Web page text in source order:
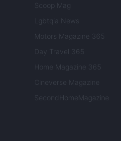
Scoop Mag
Lgbtqia News
Motors Magazine 365
Day Travel 365
Home Magazine 365
Cineverse Magazine
SecondHomeMagazine